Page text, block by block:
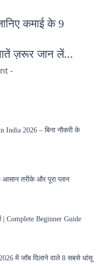
कमाई के 9
ज़रूर जान लें...
-
India 2026 – बिना नौकरी के
तरीके और पूरा प्लान
Complete Beginner Guide
में जॉब दिलाने वाले 8 सबसे धांसू